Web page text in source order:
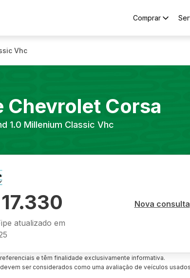
Comprar
Vhc
Chevrolet Corsa
1.0 Millenium Classic Vhc
atualizado em
Nova consulta
e têm finalidade exclusivamente informativa.
ser considerados como uma avaliação de veículos